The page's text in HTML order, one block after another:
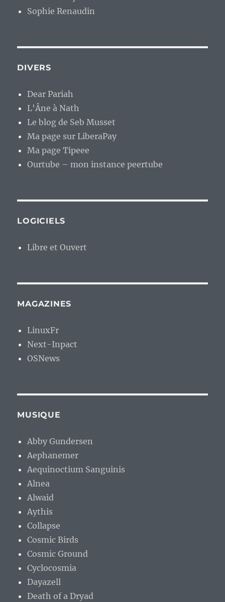
Sophie Renaudin
DIVERS
Dear Pariah
L'Âne à Nath
Le blog de Seb Musset
Ma page sur LiberaPay
Ma page Tipeee
Ourtube – mon instance peertube
LOGICIELS
Libre et Ouvert
MAGAZINES
LinuxFr
Next-Inpact
OSNews
MUSIQUE
Abby Gundersen
Aephanemer
Aequinoctium Sanguinis
Alnea
Alwaid
Aythis
Collapse
Cosmic Birds
Cosmic Ground
Cyclocosmia
Dayazell
Death of a Dryad